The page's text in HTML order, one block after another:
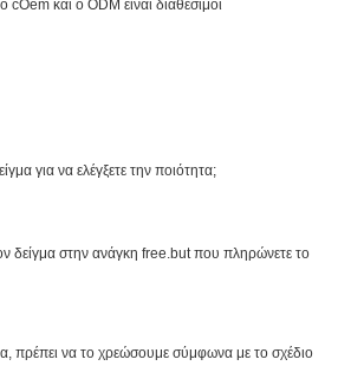
και ο ODM είναι διαθέσιμοι
για να ελέγξετε την ποιότητα;
δείγμα στην ανάγκη free.but που πληρώνετε το
πρέπει να το χρεώσουμε σύμφωνα με το σχέδιο